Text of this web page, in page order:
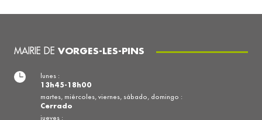
MAIRIE DE VORGES-LES-PINS
lunes :
13h45-18h00
martes, miércoles, viernes, sábado, domingo :
Cerrado
jueves :